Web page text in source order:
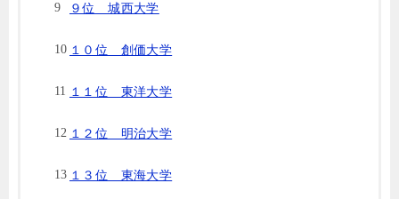
９位 城西大学
１０位 創価大学
１１位 東洋大学
１２位 明治大学
１３位 東海大学